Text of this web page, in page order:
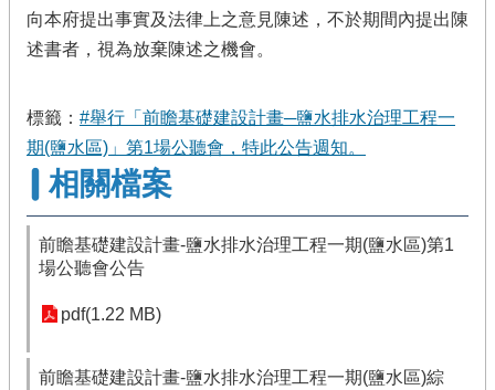
向本府提出事實及法律上之意見陳述，不於期間內提出陳
述書者，視為放棄陳述之機會。
標籤： #舉行「前瞻基礎建設計畫─鹽水排水治理工程一
期(鹽水區)」第1場公聽會，特此公告週知。
相關檔案
前瞻基礎建設計畫-鹽水排水治理工程一期(鹽水區)第1
場公聽會公告
pdf(1.22 MB)
前瞻基礎建設計畫-鹽水排水治理工程一期(鹽水區)綜